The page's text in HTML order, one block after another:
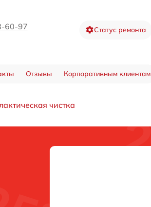
60-97 Статус ремонта
Отзывы Корпоративным клиентам
чистка